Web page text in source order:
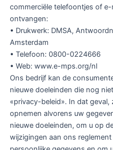
commerciële telefoontjes of
ontvangen:
• Drukwerk: DMSA,
Amsterdam
• Telefoon: 0800-0224666
• Web: www.e-mps.org/nl
Ons bedrijf kan de
nieuwe doeleinden die nog
«privacy-beleid». In dat
opnemen alvorens uw
nieuwe doeleinden, om u op
wijzigingen aan ons